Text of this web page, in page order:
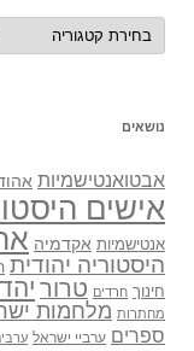
נושאים
נושאים
אבטואנטישמיות
אישים
אנטישמיות אקדמיה
היסטוריה יהודית
חינוך חרדים טרור
מחתרות מלחמות
ספרים ערביי ישראל